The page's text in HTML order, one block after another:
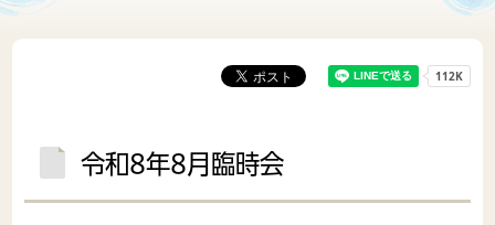
令和8年8月臨時会